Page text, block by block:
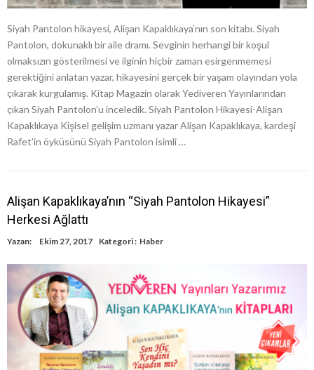
Siyah Pantolon hikayesi, Alişan Kapaklıkaya’nın son kitabı. Siyah
Pantolon, dokunaklı bir aile dramı. Sevginin herhangi bir koşul
olmaksızın gösterilmesi ve ilginin hiçbir zaman esirgenmemesi
gerektiğini anlatan yazar, hikayesini gerçek bir yaşam olayından yola
çıkarak kurgulamış. Kitap Magazin olarak Yediveren Yayınlarından
çıkan Siyah Pantolon’u inceledik. Siyah Pantolon Hikayesi-Alişan
Kapaklıkaya Kişisel gelişim uzmanı yazar Alişan Kapaklıkaya, kardeşi
Rafet’in öyküsünü Siyah Pantolon isimli …
Alişan Kapaklıkaya’nın “Siyah Pantolon Hikayesi”
Herkesi Ağlattı
Yazan: Ekim 27, 2017 Kategori : Haber